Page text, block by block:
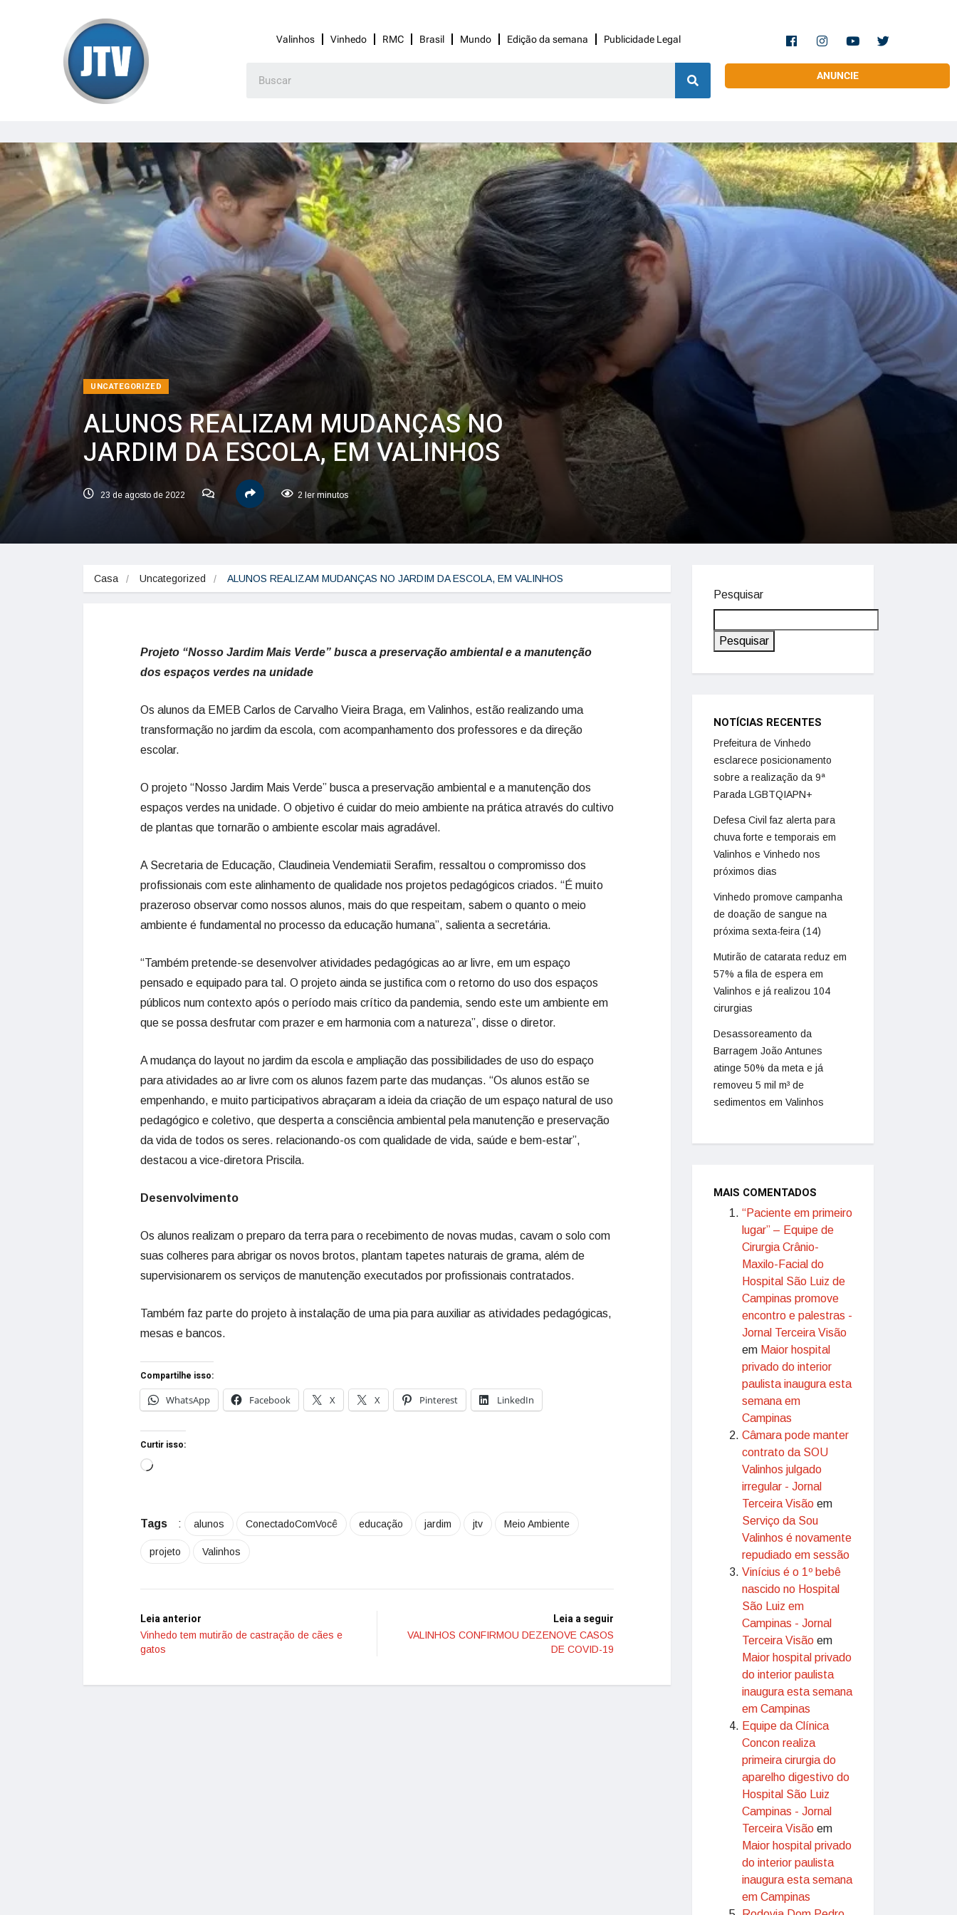
Valinhos Vinhedo RMC Brasil Mundo Edição da semana Publicidade Legal
ANUNCIE
UNCATEGORIZED
ALUNOS REALIZAM MUDANÇAS NO
JARDIM DA ESCOLA, EM VALINHOS
23 de agosto de 2022 2 ler minutos
Casa Uncategorized ALUNOS REALIZAM MUDANÇAS NO JARDIM DA ESCOLA, EM VALINHOS
Projeto “Nosso Jardim Mais Verde” busca a preservação ambiental e a manutenção
dos espaços verdes na unidade
Os alunos da EMEB Carlos de Carvalho Vieira Braga, em Valinhos, estão realizando uma
transformação no jardim da escola, com acompanhamento dos professores e da direção
escolar.
O projeto “Nosso Jardim Mais Verde” busca a preservação ambiental e a manutenção dos
espaços verdes na unidade. O objetivo é cuidar do meio ambiente na prática através do cultivo
de plantas que tornarão o ambiente escolar mais agradável.
A Secretaria de Educação, Claudineia Vendemiatii Serafim, ressaltou o compromisso dos
profissionais com este alinhamento de qualidade nos projetos pedagógicos criados. “É muito
prazeroso observar como nossos alunos, mais do que respeitam, sabem o quanto o meio
ambiente é fundamental no processo da educação humana”, salienta a secretária.
“Também pretende-se desenvolver atividades pedagógicas ao ar livre, em um espaço
pensado e equipado para tal. O projeto ainda se justifica com o retorno do uso dos espaços
públicos num contexto após o período mais crítico da pandemia, sendo este um ambiente em
que se possa desfrutar com prazer e em harmonia com a natureza”, disse o diretor.
A mudança do layout no jardim da escola e ampliação das possibilidades de uso do espaço
para atividades ao ar livre com os alunos fazem parte das mudanças. “Os alunos estão se
empenhando, e muito participativos abraçaram a ideia da criação de um espaço natural de uso
pedagógico e coletivo, que desperta a consciência ambiental pela manutenção e preservação
da vida de todos os seres. relacionando-os com qualidade de vida, saúde e bem-estar”,
destacou a vice-diretora Priscila.
Desenvolvimento
Os alunos realizam o preparo da terra para o recebimento de novas mudas, cavam o solo com
suas colheres para abrigar os novos brotos, plantam tapetes naturais de grama, além de
supervisionarem os serviços de manutenção executados por profissionais contratados.
Também faz parte do projeto à instalação de uma pia para auxiliar as atividades pedagógicas,
mesas e bancos.
Compartilhe isso:
WhatsApp
Facebook X X Pinterest LinkedIn
Curtir isso:
Tags : alunos ConectadoComVocê educação jardim jtv Meio Ambiente
projeto Valinhos
Leia anterior
Vinhedo tem mutirão de castração de cães e
gatos
Leia a seguir
VALINHOS CONFIRMOU DEZENOVE CASOS
DE COVID-19
Pesquisar
Pesquisar
NOTÍCIAS RECENTES
Prefeitura de Vinhedo
esclarece posicionamento
sobre a realização da 9ª
Parada LGBTQIAPN+
Defesa Civil faz alerta para
chuva forte e temporais em
Valinhos e Vinhedo nos
próximos dias
Vinhedo promove campanha
de doação de sangue na
próxima sexta-feira (14)
Mutirão de catarata reduz em
57% a fila de espera em
Valinhos e já realizou 104
cirurgias
Desassoreamento da
Barragem João Antunes
atinge 50% da meta e já
removeu 5 mil m³ de
sedimentos em Valinhos
MAIS COMENTADOS
“Paciente em primeiro
lugar” – Equipe de
Cirurgia Crânio-
Maxilo-Facial do
Hospital São Luiz de
Campinas promove
encontro e palestras -
Jornal Terceira Visão
em Maior hospital
privado do interior
paulista inaugura esta
semana em
Campinas
Câmara pode manter
contrato da SOU
Valinhos julgado
irregular - Jornal
Terceira Visão em
Serviço da Sou
Valinhos é novamente
repudiado em sessão
Vinícius é o 1º bebê
nascido no Hospital
São Luiz em
Campinas - Jornal
Terceira Visão em
Maior hospital privado
do interior paulista
inaugura esta semana
em Campinas
Equipe da Clínica
Concon realiza
primeira cirurgia do
aparelho digestivo do
Hospital São Luiz
Campinas - Jornal
Terceira Visão em
Maior hospital privado
do interior paulista
inaugura esta semana
em Campinas